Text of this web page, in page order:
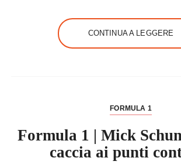
CONTINUA A LEGGERE
FORMULA 1
Formula 1 | Mick
caccia ai punti